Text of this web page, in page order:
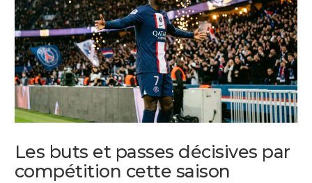
Les buts et passes décisives par
compétition cette saison